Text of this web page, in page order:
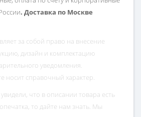
. Доставка по Москве
за собой право на внесение
дизайн и комплектацию
уведомления.
носит справочный характер.
что в описании товара есть
то дайте нам знать. Мы